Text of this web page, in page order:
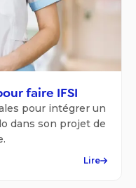
faire IFSI
pour intégrer un
dans son projet de
Lire